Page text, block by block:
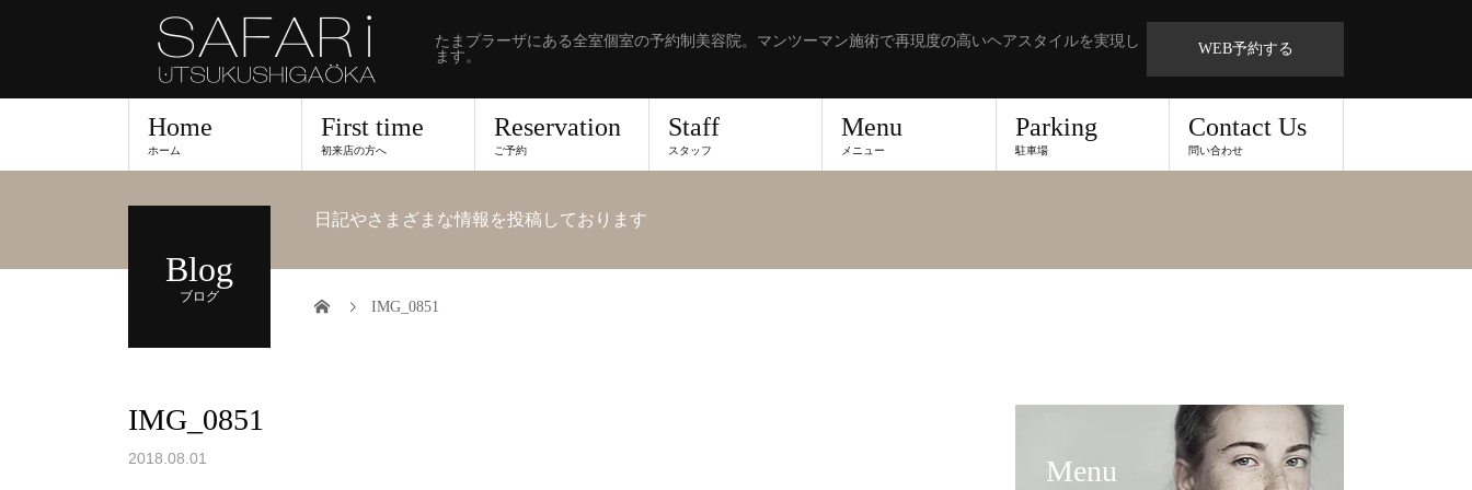
たまプラーザにある全室個室の予約制美容院。マンツーマン施術で再現度の高いヘアスタイルを実現し
ます。
WEB予約する
Home
ホーム
First time
初来店の方へ
Reservation
ご予約
Staff
スタッフ
Menu
メニュー
Parking
駐車場
Contact Us
問い合わせ
Blog
ブログ
日記やさまざまな情報を投稿しております
IMG_0851
IMG_0851
2018.08.01 Menu